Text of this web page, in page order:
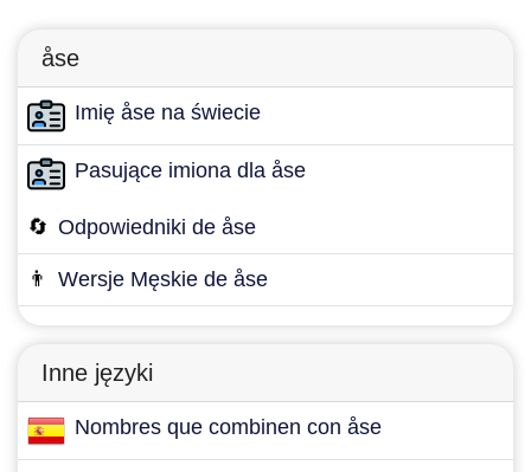
åse
Imię åse na świecie
Pasujące imiona dla åse
🔄 Odpowiedniki de åse
👨 Wersje Męskie de åse
Inne języki
Nombres que combinen con åse